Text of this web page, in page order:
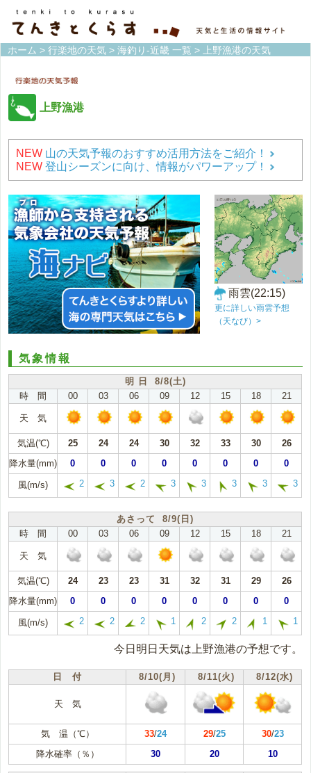
ホーム > 行楽地の天気 > 海釣り-近畿 一覧 > 上野漁港の天気
上野漁港
NEW 山の天気予報のおすすめ活用方法をご紹介！
NEW 登山シーズンに向け、情報がパワーアップ！
雨雲(22:15)
更に詳しい雨雲予想
（天なび）>
気象情報
明 日 8/8(土)
時 間
00 03 06 09 12 15 18 21
天 気
気温(℃) 25 24 24 30 32 33 30
26
降水量(mm)
0 0 0 0 0 0 0 0
風(m/s) 2 3 2 3 3 3 3 3
あさって 8/9(日)
時 間
00 03 06 09 12 15 18 21
天 気
気温(℃) 24 23 23 31 32 31 29
26
降水量(mm)
0 0 0 0 0 0 0 0
風(m/s) 2 2 2 1 2 2 1 1
今日明日天気は上野漁港の予想です。
日 付 8/10(月) 8/11(火) 8/12(水)
天 気
気 温（℃） 33/24 29/25 30/23
降水確率（％）
30 20 10